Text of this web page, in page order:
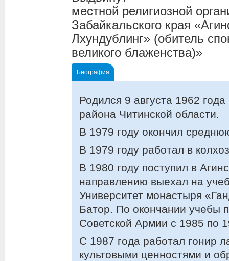
местной религиозной
Забайкальского края
Лхундублинг» (обитель
великого блаженства)»
Биография
Родился 9 августа 1962
района Читинской области.
В 1979 году окончил
В 1979 году работал в
В 1980 году поступил в
направлению выехал на
Университет монастыря
Батор. По окончании учебы
Советской Армии с 1985
С 1987 года работал гонир
культовыми ценностями и